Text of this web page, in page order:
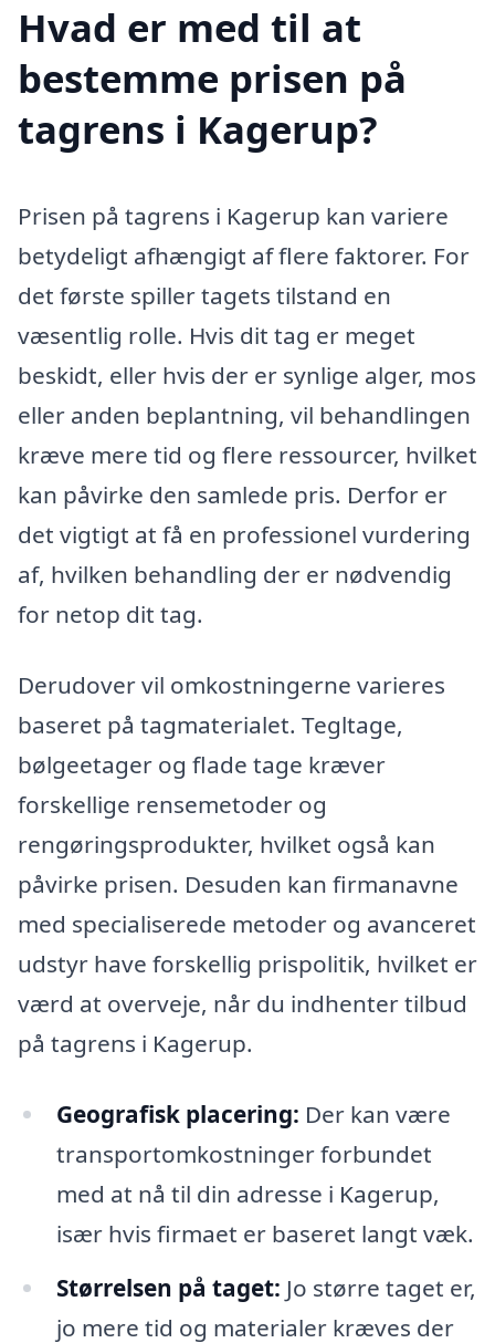
Hvad er med til at
bestemme prisen på
tagrens i Kagerup?
Prisen på tagrens i Kagerup kan variere
betydeligt afhængigt af flere faktorer. For
det første spiller tagets tilstand en
væsentlig rolle. Hvis dit tag er meget
beskidt, eller hvis der er synlige alger, mos
eller anden beplantning, vil behandlingen
kræve mere tid og flere ressourcer, hvilket
kan påvirke den samlede pris. Derfor er
det vigtigt at få en professionel vurdering
af, hvilken behandling der er nødvendig
for netop dit tag.
Derudover vil omkostningerne varieres
baseret på tagmaterialet. Tegltage,
bølgeetager og flade tage kræver
forskellige rensemetoder og
rengøringsprodukter, hvilket også kan
påvirke prisen. Desuden kan firmanavne
med specialiserede metoder og avanceret
udstyr have forskellig prispolitik, hvilket er
værd at overveje, når du indhenter tilbud
på tagrens i Kagerup.
Geografisk placering: Der kan være
transportomkostninger forbundet
med at nå til din adresse i Kagerup,
især hvis firmaet er baseret langt væk.
Størrelsen på taget: Jo større taget er,
jo mere tid og materialer kræves der